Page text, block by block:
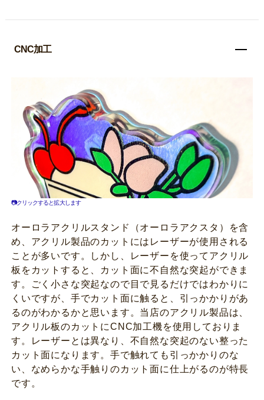
CNC加工
📷クリックすると拡大します
オーロラアクリルスタンド（オーロラアクスタ）を含
め、アクリル製品のカットにはレーザーが使用される
ことが多いです。しかし、レーザーを使ってアクリル
板をカットすると、カット面に不自然な突起ができま
す。ごく小さな突起なので目で見るだけではわかりに
くいですが、手でカット面に触ると、引っかかりがあ
るのがわかるかと思います。当店のアクリル製品は、
アクリル板のカットにCNC加工機を使用しておりま
す。レーザーとは異なり、不自然な突起のない整った
カット面になります。手で触れても引っかかりのな
い、なめらかな手触りのカット面に仕上がるのが特長
です。